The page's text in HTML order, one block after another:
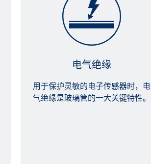
电气绝缘
用于保护灵敏的电子传感器时，电
气绝缘是玻璃管的一大关键特性。